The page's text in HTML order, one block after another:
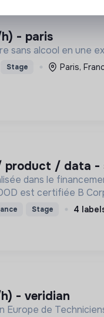
- paris
sans alcool en une
Stage Paris,
product / data -
dans le
WE DO GOOD est certifiée B
Stage 4
- veridian
Europe de